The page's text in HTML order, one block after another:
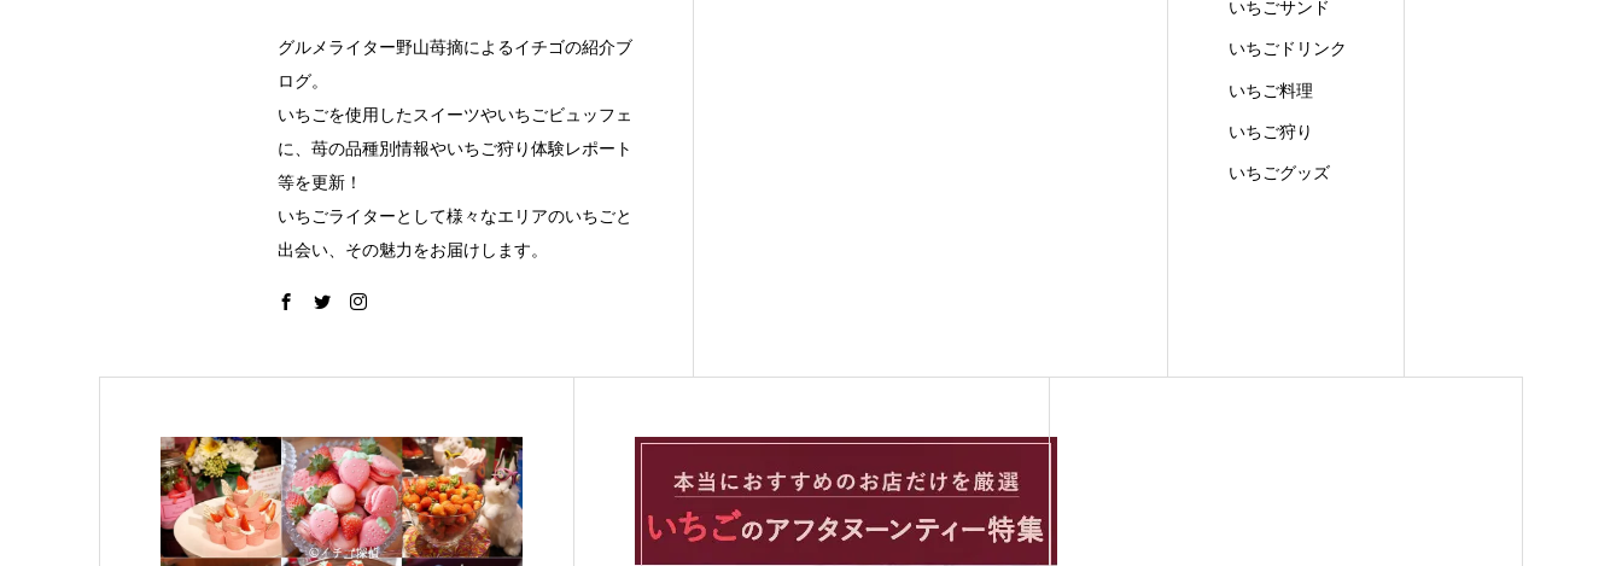
グルメライター野山苺摘によるイチゴの紹介ブ
ログ。
いちごを使用したスイーツやいちごビュッフェ
に、苺の品種別情報やいちご狩り体験レポート
等を更新！
いちごライターとして様々なエリアのいちごと
出会い、その魅力をお届けします。
いちごサンド
いちごドリンク
いちご料理
いちご狩り
いちごグッズ